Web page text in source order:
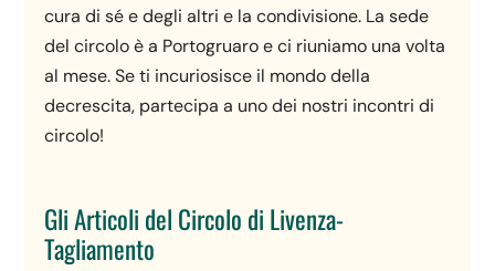
cura di sé e degli altri e la condivisione. La sede
del circolo è a Portogruaro e ci riuniamo una volta
al mese. Se ti incuriosisce il mondo della
decrescita, partecipa a uno dei nostri incontri di
circolo!
Gli Articoli del Circolo di Livenza-
Tagliamento